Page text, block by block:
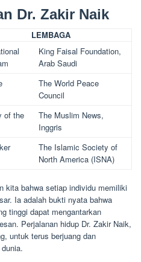
Dr. Zakir Naik
LEMBAGA
King Faisal Foundation,
Arab Saudi
The World Peace
Council
of the
The Muslim News,
Inggris
The Islamic Society of
North America (ISNA)
kita bahwa setiap individu memiliki
Ia adalah bukti nyata bahwa
tinggi dapat mengantarkan
Perjalanan hidup Dr. Zakir Naik,
untuk terus berjuang dan